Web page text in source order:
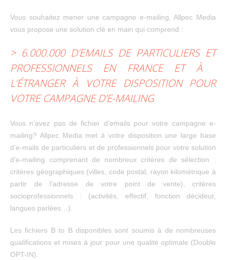
Vous souhaitez mener une campagne e-mailing. Allpec Media
vous propose une solution clé en main qui comprend :
> 6.000.000 D’EMAILS DE PARTICULIERS ET
PROFESSIONNELS EN FRANCE ET À
L’ÉTRANGER À VOTRE DISPOSITION POUR
VOTRE CAMPAGNE D’E-MAILING
Vous n’avez pas de fichier d’emails pour votre campagne e-
mailing? Allpec Media met à votre disposition une large base
d’e-mails de particuliers et de professionnels pour votre solution
d’e-mailing comprenant de nombreux critères de sélection :
critères géographiques (villes, code postal, rayon kilométrique à
partir de l’adresse de votre point de vente), critères
socioprofessionnels : (activités, effectif, fonction décideur,
langues parlées…).
Les fichiers B to B disponibles sont soumis à de nombreuses
qualifications et mises à jour pour une qualité optimale (Double
OPT-IN).